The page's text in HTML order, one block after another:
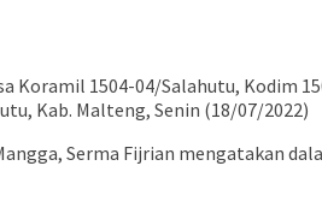
Koramil 1504-04/Salahutu, Kodim
Kab. Malteng, Senin (18/07/2022)
Serma Fijrian mengatakan